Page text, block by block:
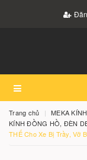
Trang chủ
MEKA
KÍNH ĐỒNG HỒ, ĐÈN
THẾ Cho Xe Bị Trầy, Vỡ